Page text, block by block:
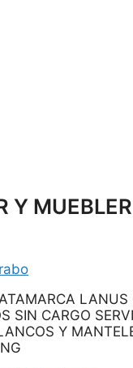
Y
SIN CARGO
Y